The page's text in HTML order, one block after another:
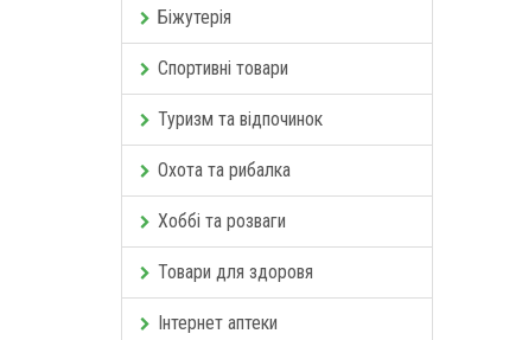
Біжутерія
Спортивні товари
Туризм та відпочинок
Охота та рибалка
Хоббі та розваги
Товари для здоровя
Інтернет аптеки